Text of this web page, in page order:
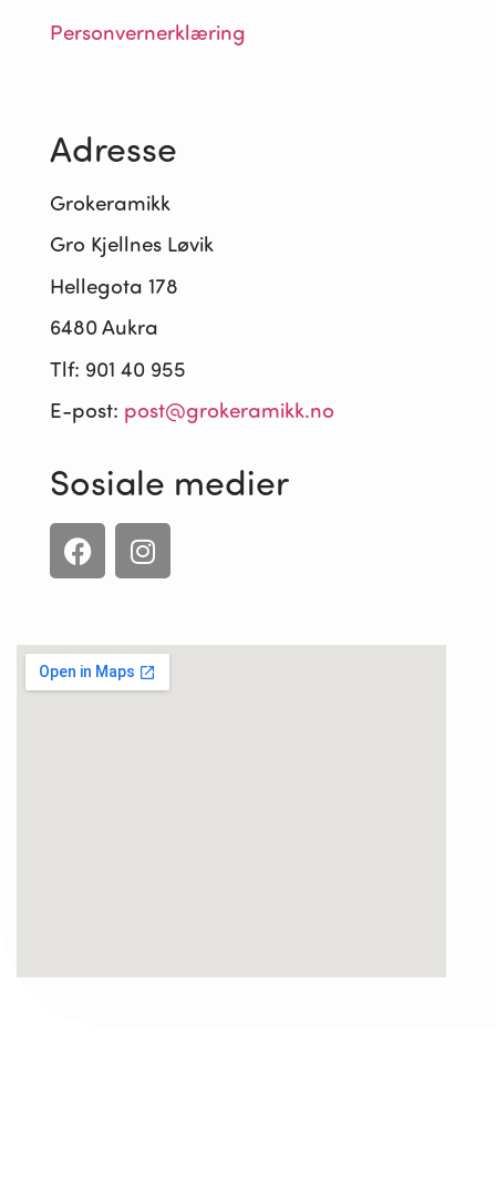
Personvernerklæring
Adresse
Grokeramikk
Gro Kjellnes Løvik
Hellegota 178
6480 Aukra
Tlf: 901 40 955
E-post: post@grokeramikk.no
Sosiale medier